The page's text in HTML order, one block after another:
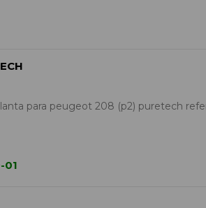
para peugeot 208 (p2) puretech
01